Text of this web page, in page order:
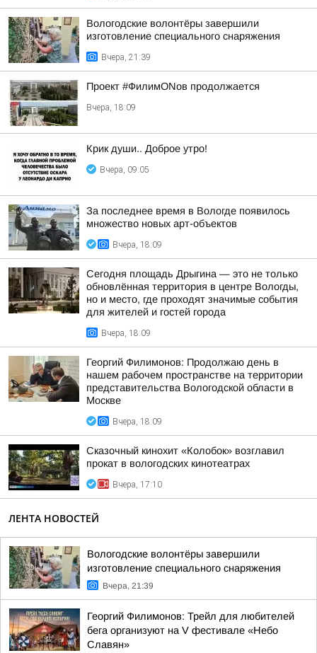
Вологодские волонтёры завершили
изготовление специального снаряжения
Вчера, 21:39
Проект #ФилимONов продолжается
Вчера, 18:09
Крик души.. Доброе утро!
Вчера, 09:05
За последнее время в Вологде появилось
множество новых арт-объектов
Вчера, 18:09
Сегодня площадь Дрыгина — это не только
обновлённая территория в центре Вологды,
но и место, где проходят значимые события
для жителей и гостей города
Вчера, 18:09
Георгий Филимонов: Продолжаю день в
нашем рабочем пространстве на территории
представительства Вологодской области в
Москве
Вчера, 18:09
Сказочный кинохит «Колобок» возглавил
прокат в вологодских кинотеатрах
Вчера, 17:10
ЛЕНТА НОВОСТЕЙ
Вологодские волонтёры завершили
изготовление специального снаряжения
Вчера, 21:39
Георгий Филимонов: Трейл для любителей
бега организуют на V фестивале «Небо
Славян»